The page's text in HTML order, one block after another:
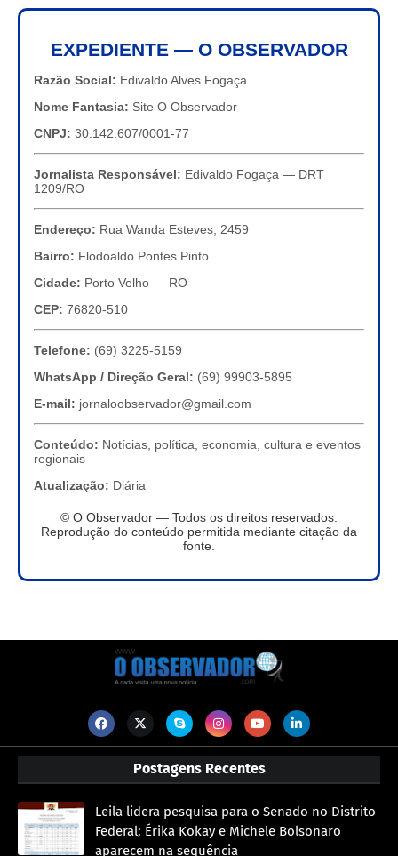
EXPEDIENTE — O OBSERVADOR
Razão Social: Edivaldo Alves Fogaça
Nome Fantasia: Site O Observador
CNPJ: 30.142.607/0001-77
Jornalista Responsável: Edivaldo Fogaça — DRT
1209/RO
Endereço: Rua Wanda Esteves, 2459
Bairro: Flodoaldo Pontes Pinto
Cidade: Porto Velho — RO
CEP: 76820-510
Telefone: (69) 3225-5159
WhatsApp / Direção Geral: (69) 99903-5895
E-mail: jornaloobservador@gmail.com
Conteúdo: Notícias, política, economia, cultura e eventos
regionais
Atualização: Diária
© O Observador — Todos os direitos reservados.
Reprodução do conteúdo permitida mediante citação da
fonte.
Postagens Recentes
Leila lidera pesquisa para o Senado no Distrito
Federal; Érika Kokay e Michele Bolsonaro
aparecem na sequência